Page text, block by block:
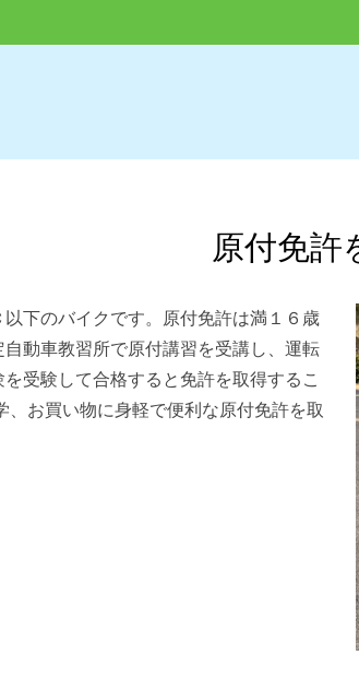
原付免許
下のバイクです。原付免許は満１６歳
動車教習所で原付講習を受講し、運転
受験して合格すると免許を取得するこ
、お買い物に身軽で便利な原付免許を取